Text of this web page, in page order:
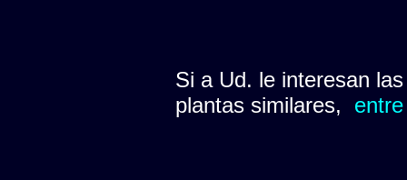
Si a Ud. le interesan
plantas similares,